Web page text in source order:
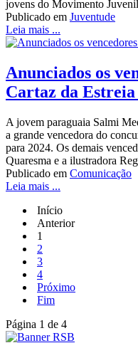
jovens do Movimento
Publicado em Juventude
Leia mais ...
Anunciados os
Cartaz da Estreia
A jovem paraguaia Salmi
a grande vencedora do
para 2024. Os demais
Quaresma e a ilustradora
Publicado em Comunicação
Leia mais ...
Início
Anterior
1
2
3
4
Próximo
Fim
Página 1 de 4